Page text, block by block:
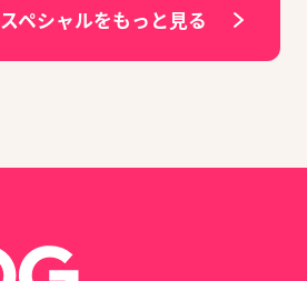
スペシャルをもっと見る